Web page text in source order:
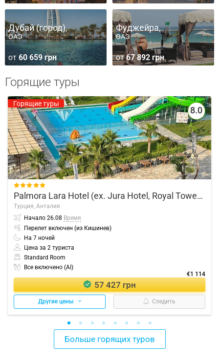
Дубай (город),
ОАЭ
от60 659 грн
Фуджейра,
ОАЭ
от67 892 грн
Горящие туры
Горящие туры
8.0

Palmora Lara Hotel (ex. Jura Hotel, Royal Towers)
Турция, Анталия
Начало 26.08 Время
Перелет включен (из Кишинев)
На 7 ночей
Цена за 2 туриста
Standard Room
Все включено (AI)
€1 114
57 427 грн
Другие цены Следить
Больше горящих туров